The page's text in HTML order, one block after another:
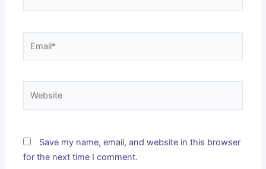
Save my name, email, and website in this browser
for the next time I comment.